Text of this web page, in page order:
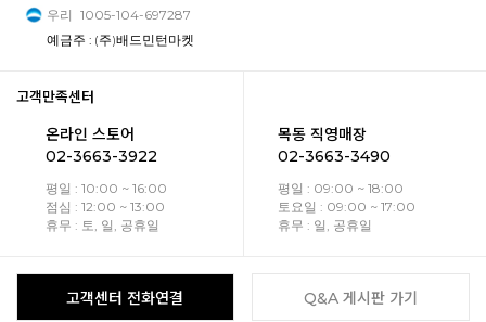
우리 1005-104-697287
예금주 : (주)배드민턴마켓
고객만족센터
온라인 스토어
02-3663-3922
평일 : 10:00 ~ 16:00
점심 : 12:00 ~ 13:00
휴무 : 토, 일, 공휴일
목동 직영매장
02-3663-3490
평일 : 09:00 ~ 18:00
토요일 : 09:00 ~ 17:00
휴무 : 일, 공휴일
고객센터 전화연결 Q&A 게시판 가기